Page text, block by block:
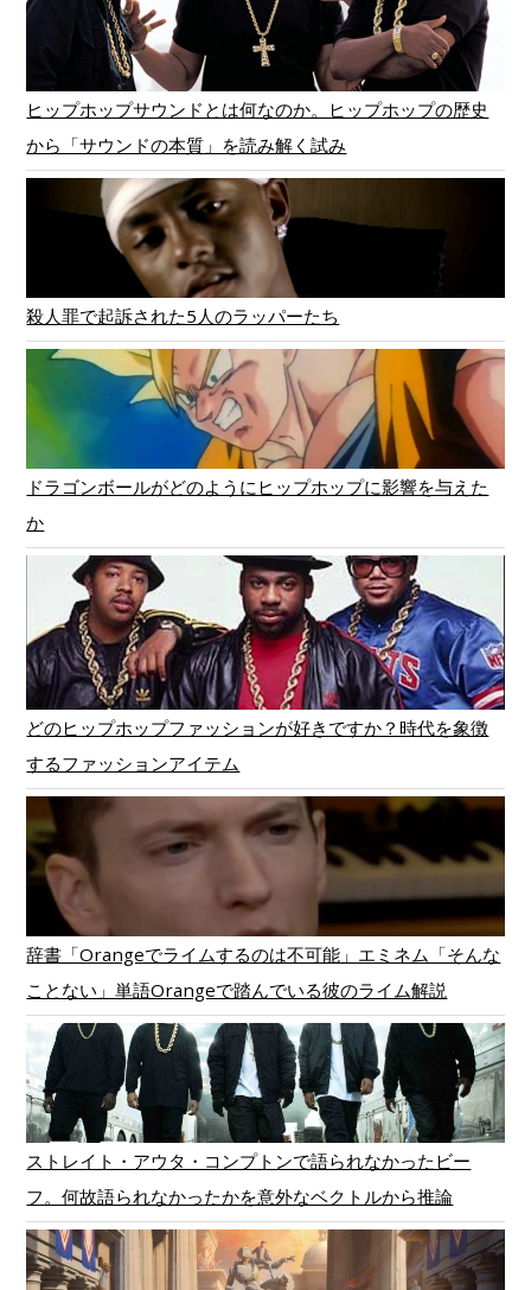
ヒップホップサウンドとは何なのか。ヒップホップの歴史
から「サウンドの本質」を読み解く試み
殺人罪で起訴された5人のラッパーたち
ドラゴンボールがどのようにヒップホップに影響を与えた
か
どのヒップホップファッションが好きですか？時代を象徴
するファッションアイテム
辞書「Orangeでライムするのは不可能」エミネム「そんな
ことない」単語Orangeで踏んでいる彼のライム解説
ストレイト・アウタ・コンプトンで語られなかったビー
フ。何故語られなかったかを意外なベクトルから推論